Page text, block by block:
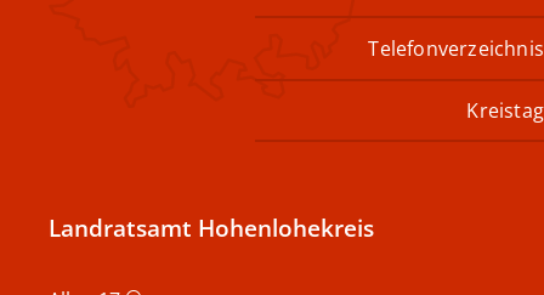
Telefonverzeichnis
Kreistag
Landratsamt Hohenlohekreis